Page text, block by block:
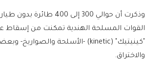
وذكرت أن حوالي 300
القوات المسلحة الهندية تمكنت من إسقاط
والاختراق.